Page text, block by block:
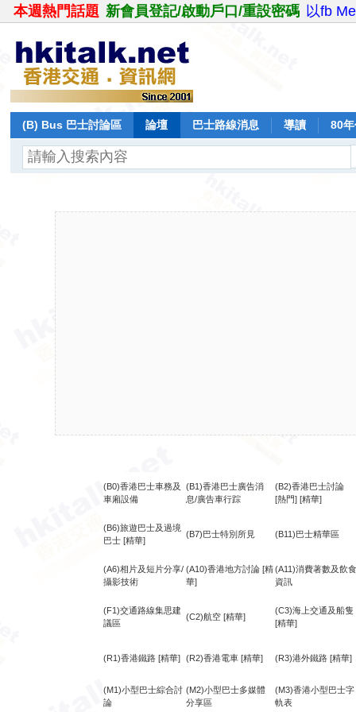
本週熱門話題 新會員登記/啟動戶口/重設密碼 以fb
(B) Bus 巴士討論區 論壇 巴士路線消息 導讀 80
(B0)香港巴士車務及
車廂設備
(B1)香港巴士廣告消
息/廣告車行踪
(B2)香港巴士討論
[熱門] [精華]
(B6)旅遊巴士及過境
巴士 [精華]
(B7)巴士特別所見 (B11)巴士精華區
(A6)相片及短片分享/
攝影技術
(A10)香港地方討論 [精
華]
(A11)消費著數及飲食
資訊
(F1)交通路線集思建
議區
(C2)航空 [精華]
(C3)海上交通及船隻
[精華]
(R1)香港鐵路 [精華] (R2)香港電車 [精華] (R3)港外鐵路 [精華]
(M1)小型巴士綜合討
論
(M2)小型巴士多媒體
分享區
(M3)香港小型巴士字
軌表